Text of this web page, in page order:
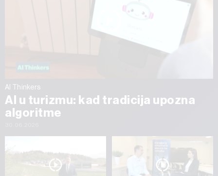
AI Thinkers
AI u turizmu: kad tradicija upozna
algoritme